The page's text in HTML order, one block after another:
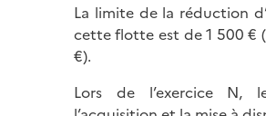
La limite de la réduction
cette flotte est de 1 500 €
€).
Lors de l’exercice N,